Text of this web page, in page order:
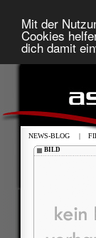
Mit der
Cookies
dich damit
NEWS-BLOG |
BILD